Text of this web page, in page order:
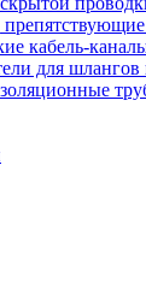
кабель-
для шлангов